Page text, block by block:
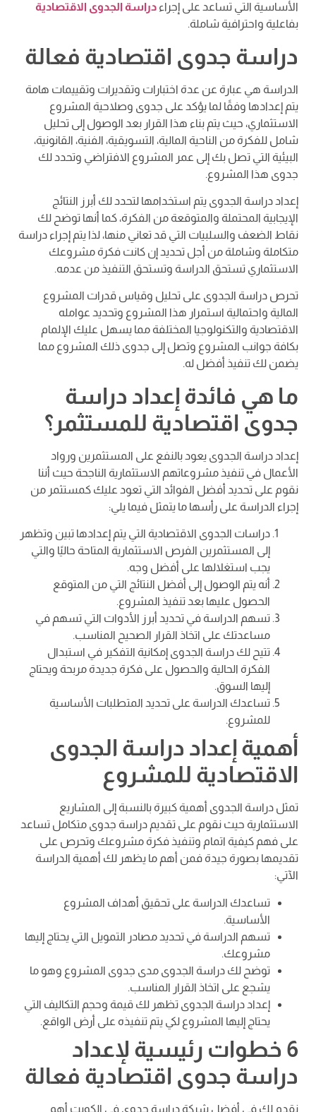
الأساسية التي تساعد على إجراء دراسة الجدوى الاقتصادية
بفاعلية واحترافية شاملة.
دراسة جدوى اقتصادية فعالة
الدراسة هي عبارة عن عدة اختبارات وتقديرات وتقييمات هامة
يتم إعدادها وفقًا لما يؤكد على جدوى وصلاحية المشروع
الاستثماري، حيث يتم بناء هذا القرار بعد الوصول إلى تحليل
شامل للفكرة من الناحية المالية، التسويقية، الفنية، القانونية،
البيئية التي تصل بك إلى عمر المشروع الافتراضي وتحدد لك
جدوى هذا المشروع.
إعداد دراسة الجدوى يتم استخدامها لتحدد لك أبرز النتائج
الإيجابية المحتملة والمتوقعة من الفكرة، كما أنها توضح لك
نقاط الضعف والسلبيات التي قد تعاني منها، لذا يتم إجراء دراسة
متكاملة وشاملة من أجل تحديد إن كانت فكرة مشروعك
الاستثماري تستحق الدراسة وتستحق التنفيذ من عدمه.
تحرص دراسة الجدوى على تحليل وقياس قدرات المشروع
المالية واحتمالية استمرار هذا المشروع وتحديد عوامله
الاقتصادية والتكنولوجيا المختلفة مما يسهل عليك الإلمام
بكافة جوانب المشروع وتصل إلى جدوى ذلك المشروع مما
يضمن لك تنفيذ أفضل له.
ما هي فائدة إعداد دراسة
جدوى اقتصادية للمستثمر؟
إعداد دراسة الجدوى يعود بالنفع على المستثمرين ورواد
الأعمال في تنفيذ مشروعاتهم الاستثمارية الناجحة حيث أننا
نقوم على تحديد أفضل الفوائد التي تعود عليك كمستثمر من
إجراء الدراسة على رأسها ما يتمثل فيما يلي:
دراسات الجدوى الاقتصادية التي يتم إعدادها تبين وتظهر
إلى المستثمرين الفرص الاستثمارية المتاحة حاليًا والتي
يجب استغلالها على أفضل وجه.
أنه يتم الوصول إلى أفضل النتائج التي من المتوقع
الحصول عليها بعد تنفيذ المشروع.
تسهم الدراسة في تحديد أبرز الأدوات التي تسهم في
مساعدتك على اتخاذ القرار الصحيح المناسب.
تتيح لك دراسة الجدوى إمكانية التفكير في استبدال
الفكرة الحالية والحصول على فكرة جديدة مربحة ويحتاج
إليها السوق.
تساعدك الدراسة على تحديد المتطلبات الأساسية
للمشروع.
أهمية إعداد دراسة الجدوى
الاقتصادية للمشروع
تمثل دراسة الجدوى أهمية كبيرة بالنسبة إلى المشاريع
الاستثمارية حيث نقوم على تقديم دراسة جدوى متكامل تساعد
على فهم كيفية اتمام وتنفيذ فكرة مشروعك وتحرص على
تقديمها بصورة جيدة فمن أهم ما يظهر لك أهمية الدراسة
الآتي:
تساعدك الدراسة على تحقيق أهداف المشروع
الأساسية.
تسهم الدراسة في تحديد مصادر التمويل التي يحتاج إليها
مشروعك.
توضح لك دراسة الجدوى مدى جدوى المشروع وهو ما
يشجع على اتخاذ القرار المناسب.
إعداد دراسة الجدوى تظهر لك قيمة وحجم التكاليف التي
يحتاج إليها المشروع لكي يتم تنفيذه على أرض الواقع.
6 خطوات رئيسية لإعداد
دراسة جدوى اقتصادية فعالة
نقدم لك في أفضل شركة دراسة جدوى في الكويت أهم